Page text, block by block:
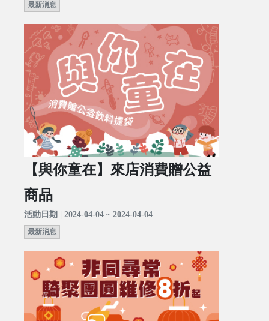
最新消息
【與你童在】來店消費贈公益
商品
活動日期 | 2024-04-04 ~ 2024-04-04
最新消息